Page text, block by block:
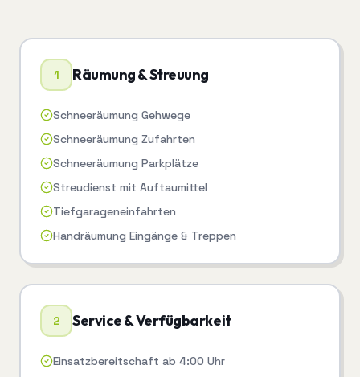
1 Räumung & Streuung
Schneeräumung Gehwege
Schneeräumung Zufahrten
Schneeräumung Parkplätze
Streudienst mit Auftaumittel
Tiefgarageneinfahrten
Handräumung Eingänge & Treppen
2 Service & Verfügbarkeit
Einsatzbereitschaft ab 4:00 Uhr